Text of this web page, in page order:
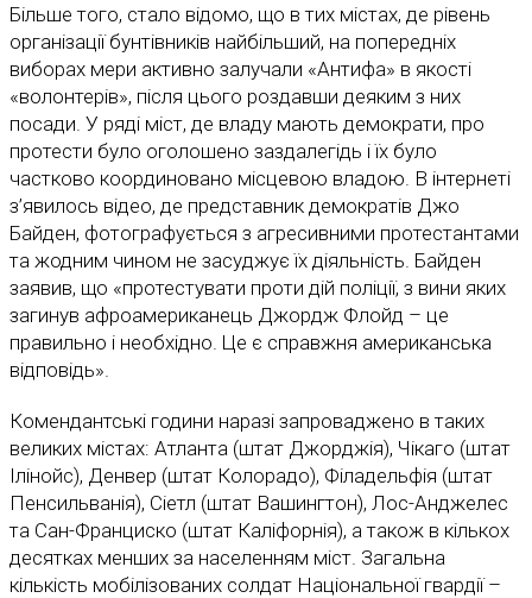
Більше того, стало відомо, що в тих містах, де рівень
організації бунтівників найбільший, на попередніх
виборах мери активно залучали «Антифа» в якості
«волонтерів», після цього роздавши деяким з них
посади. У ряді міст, де владу мають демократи, про
протести було оголошено заздалегідь і їх було
частково координовано місцевою владою. В інтернеті
з’явилось відео, де представник демократів Джо
Байден, фотографується з агресивними протестантами
та жодним чином не засуджує їх діяльність. Байден
заявив, що «протестувати проти дій поліції, з вини яких
загинув афроамериканець Джордж Флойд – це
правильно і необхідно. Це є справжня американська
відповідь».
Комендантські години наразі запроваджено в таких
великих містах: Атланта (штат Джорджія), Чікаго (штат
Ілінойс), Денвер (штат Колорадо), Філадельфія (штат
Пенсильванія), Сіетл (штат Вашингтон), Лос-Анджелес
та Сан-Франциско (штат Каліфорнія), а також в кількох
десятках менших за населенням міст. Загальна
кількість мобілізованих солдат Національної гвардії –